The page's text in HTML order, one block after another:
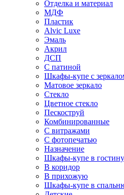
Отделка и материал
МДФ
Пластик
Alvic Luxe
Эмаль
Акрил
ДСП
С патиной
Шкафы-купе с
Матовое зеркало
Стекло
Цветное стекло
Пескоструй
Комбинированные
С витражами
С фотопечатью
Назначение
Шкафы-купе в
В коридор
В прихожую
Шкафы-купе в